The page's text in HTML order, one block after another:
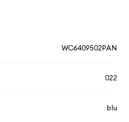
WC6409502PAN
022
blu